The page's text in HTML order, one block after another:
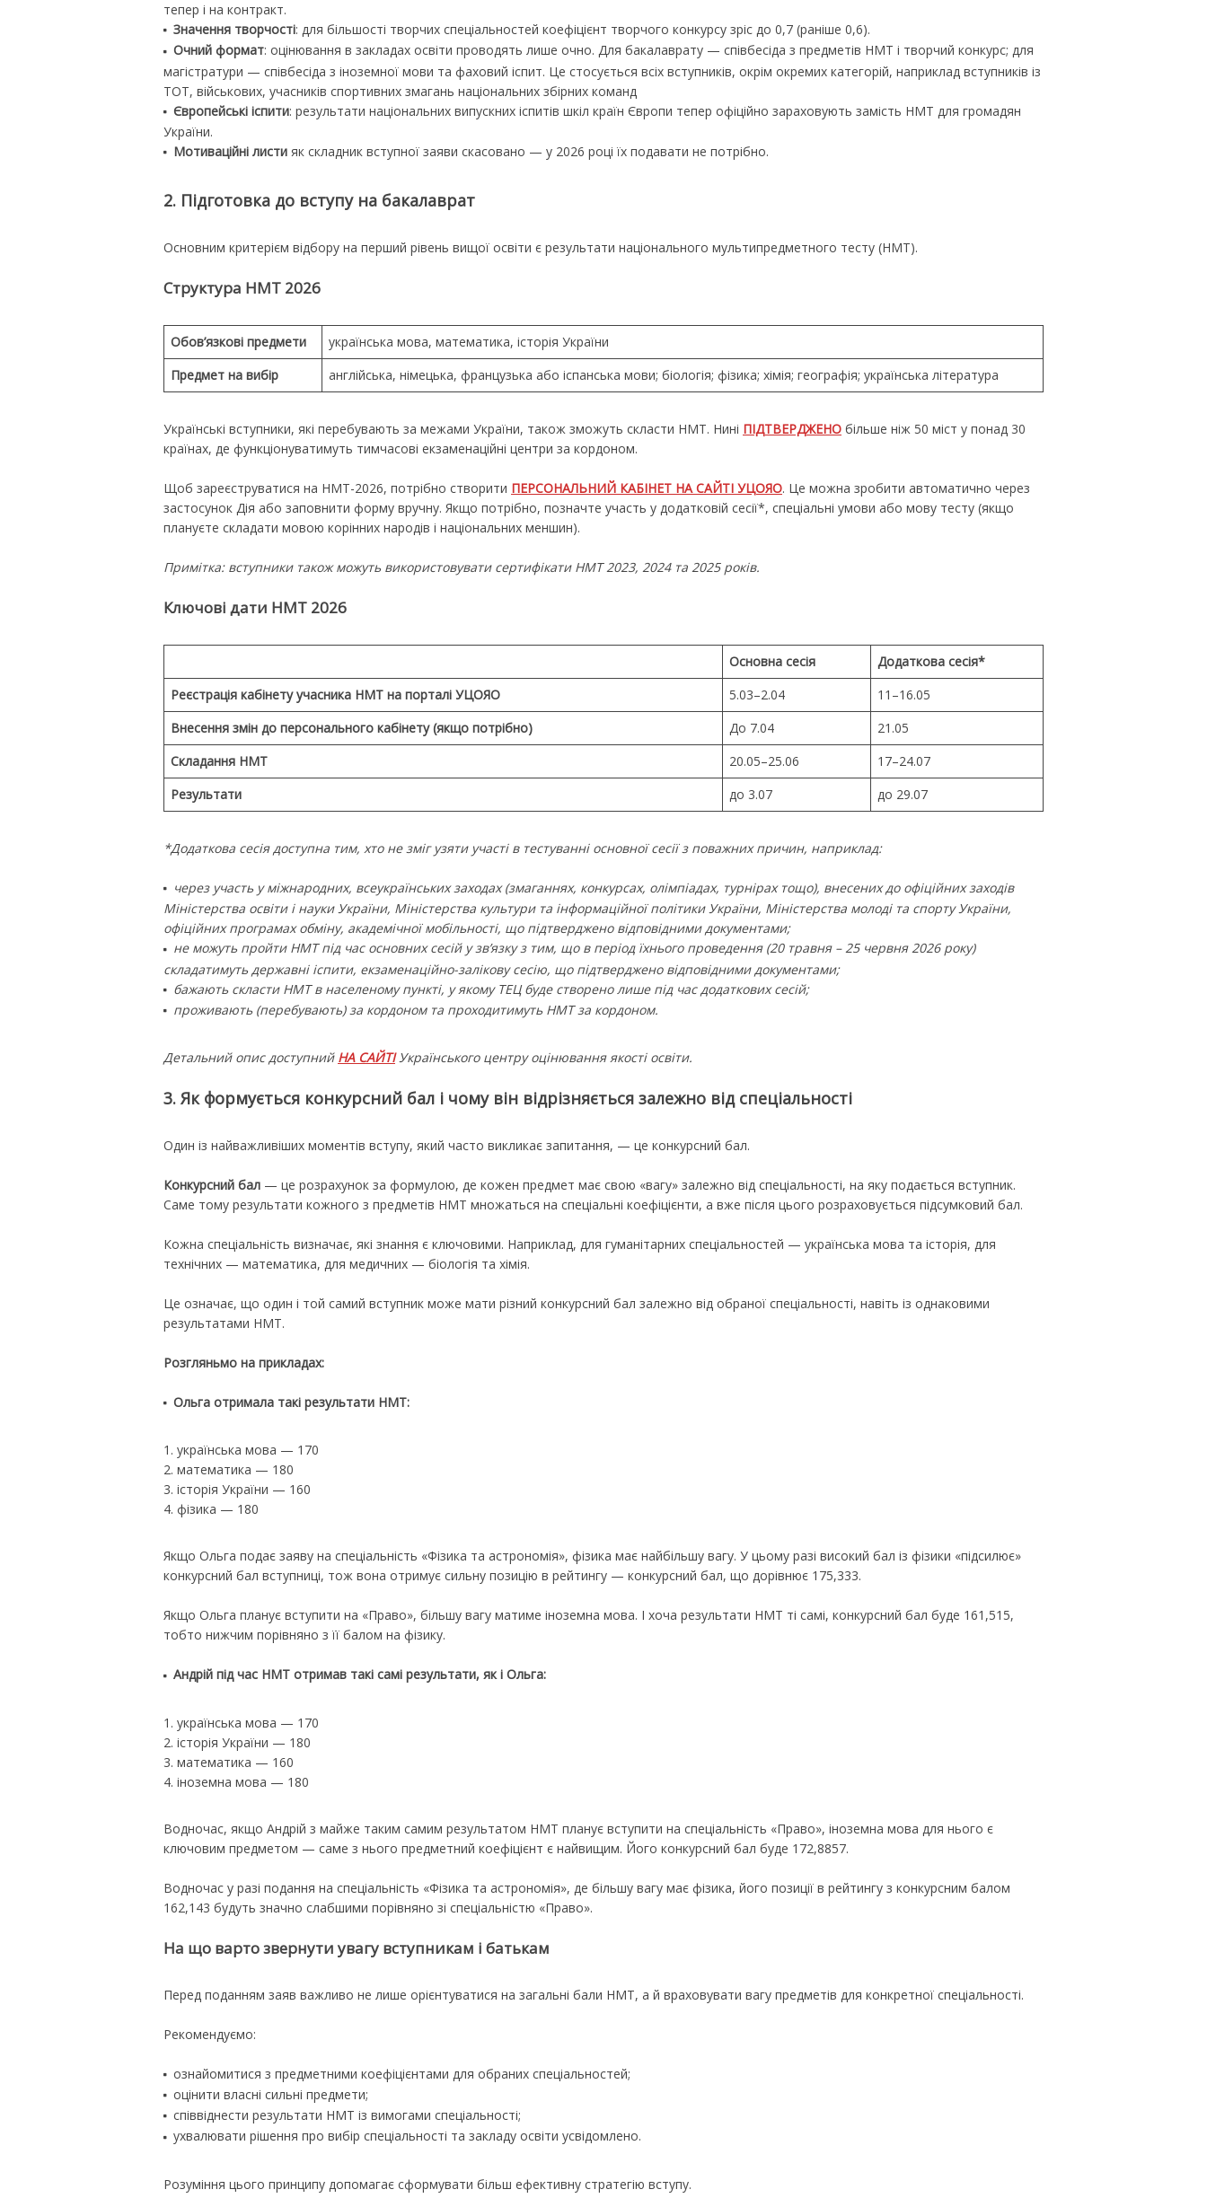
тепер і на контракт.
Значення творчості: для більшості творчих спеціальностей коефіцієнт творчого конкурсу зріс до 0,7 (раніше 0,6).
Очний формат: оцінювання в закладах освіти проводять лише очно. Для бакалаврату — співбесіда з предметів НМТ і творчий конкурс; для
магістратури — співбесіда з іноземної мови та фаховий іспит. Це стосується всіх вступників, окрім окремих категорій, наприклад вступників із
ТОТ, військових, учасників спортивних змагань національних збірних команд
Європейські іспити: результати національних випускних іспитів шкіл країн Європи тепер офіційно зараховують замість НМТ для громадян
України.
Мотиваційні листи як складник вступної заяви скасовано — у 2026 році їх подавати не потрібно.
2. Підготовка до вступу на бакалаврат
Основним критерієм відбору на перший рівень вищої освіти є результати національного мультипредметного тесту (НМТ).
Структура НМТ 2026
Обов’язкові предмети
українська мова, математика, історія України
Предмет на вибір
англійська, німецька, французька або іспанська мови; біологія; фізика; хімія; географія; українська література
Українські вступники, які перебувають за межами України, також зможуть скласти НМТ. Нині ПІДТВЕРДЖЕНО більше ніж 50 міст у понад 30
країнах, де функціонуватимуть тимчасові екзаменаційні центри за кордоном.
Щоб зареєструватися на НМТ-2026, потрібно створити ПЕРСОНАЛЬНИЙ КАБІНЕТ НА САЙТІ УЦОЯО. Це можна зробити автоматично через
застосунок Дія або заповнити форму вручну. Якщо потрібно, позначте участь у додатковій сесії*, спеціальні умови або мову тесту (якщо
плануєте складати мовою корінних народів і національних меншин).
Примітка: вступники також можуть використовувати сертифікати НМТ 2023, 2024 та 2025 років.
Ключові дати НМТ 2026
Основна сесія
Додаткова сесія*
Реєстрація кабінету учасника НМТ на порталі УЦОЯО
5.03–2.04
11–16.05
Внесення змін до персонального кабінету (якщо потрібно)
До 7.04
21.05
Складання НМТ
20.05–25.06
17–24.07
Результати
до 3.07 до 29.07
*Додаткова сесія доступна тим, хто не зміг узяти участі в тестуванні основної сесії з поважних причин, наприклад:
через участь у міжнародних, всеукраїнських заходах (змаганнях, конкурсах, олімпіадах, турнірах тощо), внесених до офіційних заходів
Міністерства освіти і науки України, Міністерства культури та інформаційної політики України, Міністерства молоді та спорту України,
офіційних програмах обміну, академічної мобільності, що підтверджено відповідними документами;
не можуть пройти НМТ під час основних сесій у зв’язку з тим, що в період їхнього проведення (20 травня – 25 червня 2026 року)
складатимуть державні іспити, екзаменаційно-залікову сесію, що підтверджено відповідними документами;
бажають скласти НМТ в населеному пункті, у якому ТЕЦ буде створено лише під час додаткових сесій;
проживають (перебувають) за кордоном та проходитимуть НМТ за кордоном.
Детальний опис доступний НА САЙТІУкраїнського центру оцінювання якості освіти.
3. Як формується конкурсний бал і чому він відрізняється залежно від спеціальності
Один із найважливіших моментів вступу, який часто викликає запитання, — це конкурсний бал.
Конкурсний бал — це розрахунок за формулою, де кожен предмет має свою «вагу» залежно від спеціальності, на яку подається вступник.
Саме тому результати кожного з предметів НМТ множаться на спеціальні коефіцієнти, а вже після цього розраховується підсумковий бал.
Кожна спеціальність визначає, які знання є ключовими. Наприклад, для гуманітарних спеціальностей — українська мова та історія, для
технічних — математика, для медичних — біологія та хімія.
Це означає, що один і той самий вступник може мати різний конкурсний бал залежно від обраної спеціальності, навіть із однаковими
результатами НМТ.
Розгляньмо на прикладах:
Ольга отримала такі результати НМТ:
українська мова — 170
математика — 180
історія України — 160
фізика — 180
Якщо Ольга подає заяву на спеціальність «Фізика та астрономія», фізика має найбільшу вагу. У цьому разі високий бал із фізики «підсилює»
конкурсний бал вступниці, тож вона отримує сильну позицію в рейтингу — конкурсний бал, що дорівнює 175,333.
Якщо Ольга планує вступити на «Право», більшу вагу матиме іноземна мова. І хоча результати НМТ ті самі, конкурсний бал буде 161,515,
тобто нижчим порівняно з її балом на фізику.
Андрій під час НМТ отримав такі самі результати, як і Ольга:
українська мова — 170
історія України — 180
математика — 160
іноземна мова — 180
Водночас, якщо Андрій з майже таким самим результатом НМТ планує вступити на спеціальність «Право», іноземна мова для нього є
ключовим предметом — саме з нього предметний коефіцієнт є найвищим. Його конкурсний бал буде 172,8857.
Водночас у разі подання на спеціальність «Фізика та астрономія», де більшу вагу має фізика, його позиції в рейтингу з конкурсним балом
162,143 будуть значно слабшими порівняно зі спеціальністю «Право».
На що варто звернути увагу вступникам і батькам
Перед поданням заяв важливо не лише орієнтуватися на загальні бали НМТ, а й враховувати вагу предметів для конкретної спеціальності.
Рекомендуємо:
ознайомитися з предметними коефіцієнтами для обраних спеціальностей;
оцінити власні сильні предмети;
співвіднести результати НМТ із вимогами спеціальності;
ухвалювати рішення про вибір спеціальності та закладу освіти усвідомлено.
Розуміння цього принципу допомагає сформувати більш ефективну стратегію вступу.